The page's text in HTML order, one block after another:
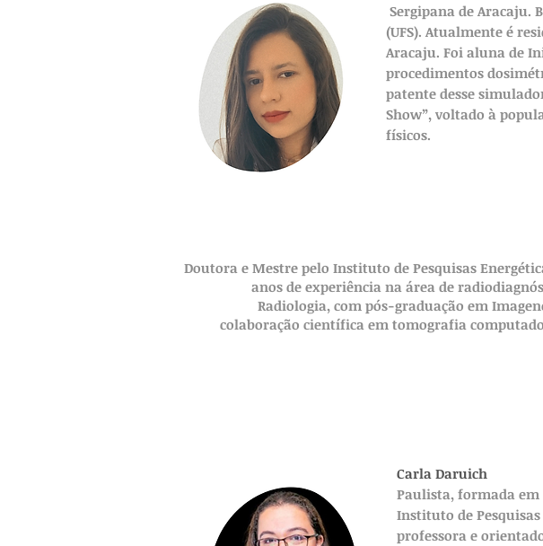
Sergipana de Aracaju.
(UFS). Atualmente é
Aracaju. Foi aluna de
procedimentos
patente desse
Show”, voltado à
físicos.
Doutora e Mestre pelo Instituto de Pesquisas
anos de experiência na área de
Radiologia, com pós-graduação em
colaboração científica em tomografia
Carla Daruich
Paulista, formada em
Instituto de Pesquisas
professora e